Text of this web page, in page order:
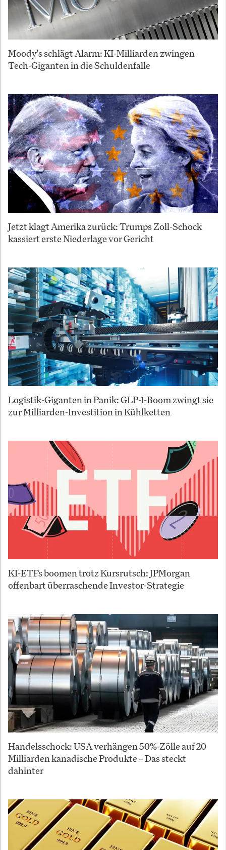
Moody's schlägt Alarm: KI-Milliarden zwingen
Tech-Giganten in die Schuldenfalle
Jetzt klagt Amerika zurück: Trumps Zoll-Schock
kassiert erste Niederlage vor Gericht
Logistik-Giganten in Panik: GLP-1-Boom zwingt sie
zur Milliarden-Investition in Kühlketten
KI-ETFs boomen trotz Kursrutsch: JPMorgan
offenbart überraschende Investor-Strategie
Handelsschock: USA verhängen 50%-Zölle auf 20
Milliarden kanadische Produkte – Das steckt
dahinter